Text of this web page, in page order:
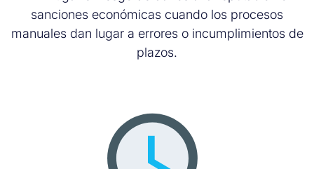
sanciones económicas cuando los procesos
manuales dan lugar a errores o incumplimientos de
plazos.